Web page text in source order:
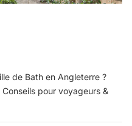
de Bath en Angleterre ?
pour voyageurs &